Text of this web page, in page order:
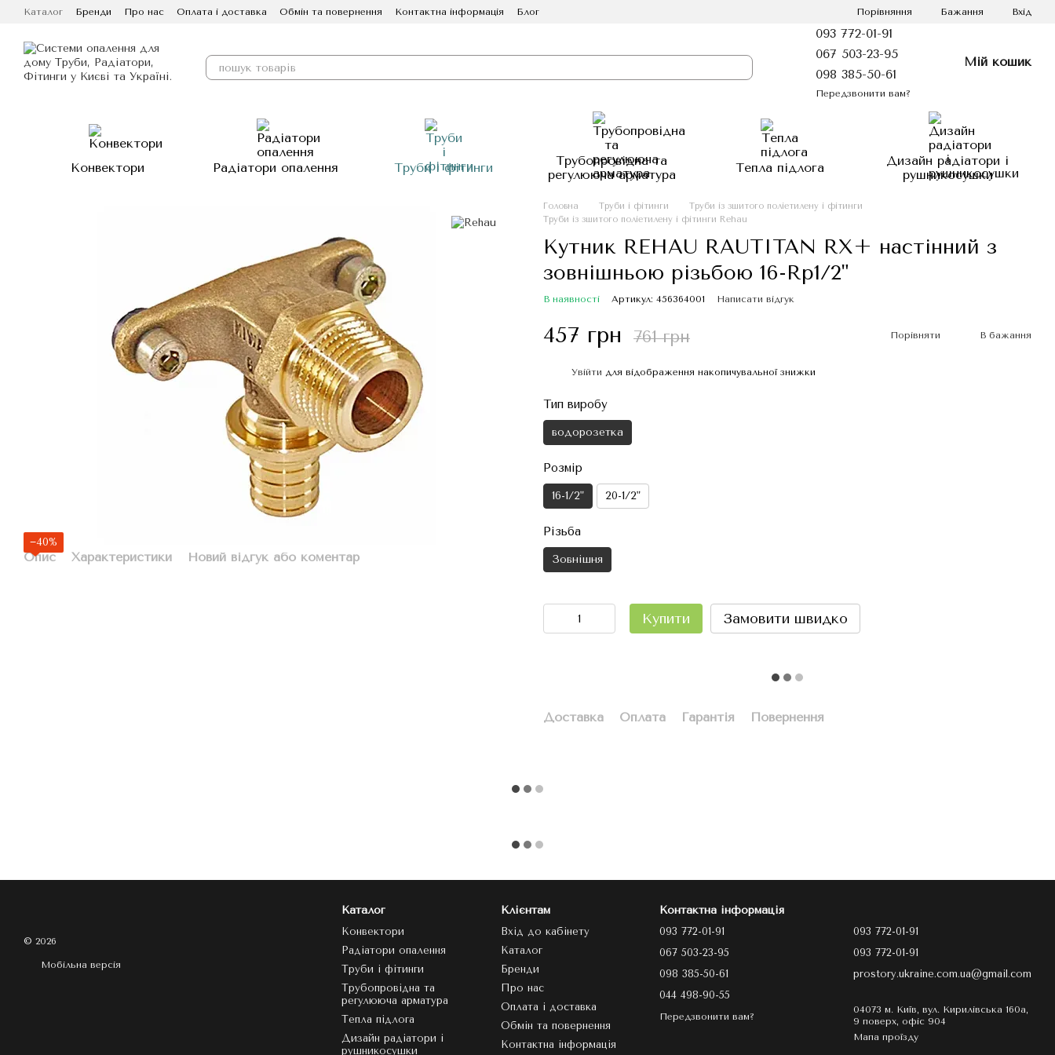
Перейти до основного контенту
Каталог Бренди Про нас Оплата і доставка Обмін та повернення Контактна інформація Блог Порівняння Бажання Вхід
093 772-01-91
067 503-23-95
098 385-50-61
Передзвонити вам?
Мій кошик
Конвектори Радіатори опалення Труби і фітинги
Трубопровідна та
регулююча арматура
Тепла підлога
Дизайн радіатори і
рушникосушки
−40%
Опис Характеристики Новий відгук або коментар
Головна Труби і фітинги
Труби із зшитого поліетилену і фітинги
Труби із зшитого поліетилену і фітинги Rehau
Кутник REHAU RAUTITAN RX+ настінний з
зовнішньою різьбою 16-Rp1/2"
В наявності Артикул: 456364001 Написати відгук
457 грн 761 грн Порівняти В бажання
Увійти для відображення накопичувальної знижки
Тип виробу
водорозетка
Розмір
16-1/2" 20-1/2"
Різьба
Зовнішня
Купити Замовити швидко
Доставка Оплата Гарантія Повернення
© 2026
Мобільна версія
Каталог
Конвектори
Радіатори опалення
Труби і фітинги
Трубопровідна та
регулююча арматура
Тепла підлога
Дизайн радіатори і
рушникосушки
Клієнтам
Вхід до кабінету
Каталог
Бренди
Про нас
Оплата і доставка
Обмін та повернення
Контактна інформація
Контактна інформація
093 772-01-91
067 503-23-95
098 385-50-61
044 498-90-55
Передзвонити вам?
093 772-01-91
093 772-01-91
prostory.ukraine.com.ua@gmail.com
04073 м. Київ, вул. Кирилівська 160а,
9 поверх, офіс 904
Мапа проїзду